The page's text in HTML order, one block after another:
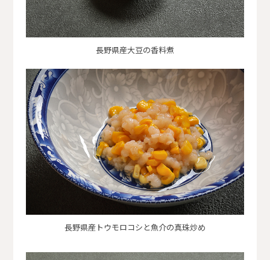
長野県産大豆の香料煮
長野県産トウモロコシと魚介の真珠炒め